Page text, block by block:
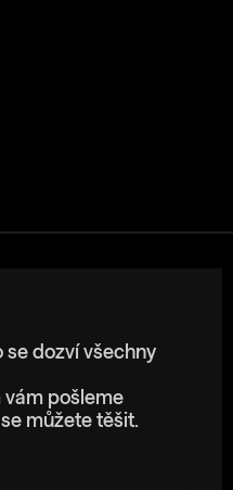
se dozví všechny
pošleme
můžete těšit.